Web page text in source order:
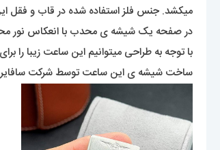
میکشد. جنس فلز استفاده شده در قاب و فقل
در صفحه یک شیشه ی محدب با انعکاس نور
با توجه به طراحی میتوانیم این ساعت زیبا را
ساخت شیشه ی این ساعت توسط شرکت